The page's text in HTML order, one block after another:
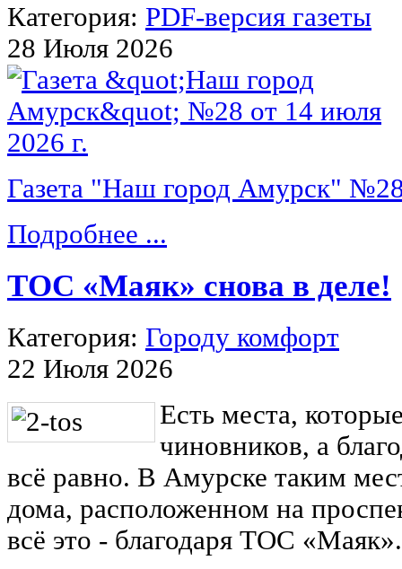
Категория: PDF-версия газеты
28 Июля 2026
Газета "Наш город Амурск"
Подробнее ...
ТОС «Маяк» снова в деле!
Категория: Городу комфорт
22 Июля 2026
Есть места,
чиновников, а
всё равно. В Амурске таким
дома, расположенном на
всё это - благодаря ТОС «Маяк».